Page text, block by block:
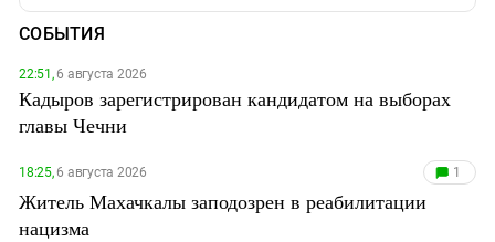
СОБЫТИЯ
22:51,6 августа 2026
Кадыров зарегистрирован кандидатом на выборах
главы Чечни
18:25,6 августа 2026 1
Житель Махачкалы заподозрен в реабилитации
нацизма